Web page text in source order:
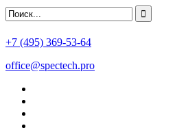
+7 (495) 369-53-64
office@spectech.pro